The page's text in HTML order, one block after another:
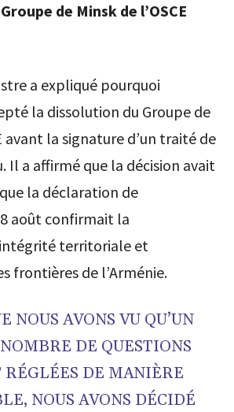
de Minsk de l’OSCE
a expliqué pourquoi
la dissolution du Groupe de
avant la signature d’un traité de
Il a affirmé que la décision avait
la déclaration de
août confirmait la
territoriale et
frontières de l’Arménie.
NOUS AVONS VU QU’UN
DE QUESTIONS
DE MANIÈRE
NOUS AVONS DÉCIDÉ